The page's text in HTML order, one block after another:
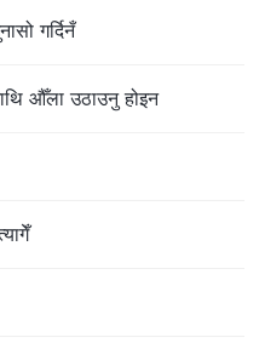
गर्दिनँ
औँला उठाउनु होइन